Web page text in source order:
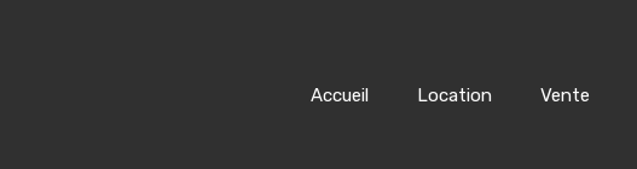
Accueil
Location Vente